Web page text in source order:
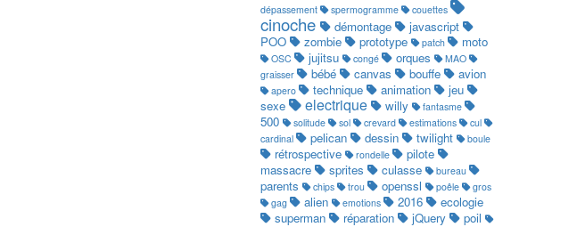
dépassement
spermogramme couettes
cinoche démontage
javascript
POO
zombie prototype patch moto
OSC jujitsu congé orques
MAO
graisser
bébé canvas bouffe avion
apero technique animation
jeu
sexe
electrique willy fantasme
500 solitude sol crevard estimations
cul
cardinal
pelican dessin twilight boule
rétrospective rondelle
pilote
massacre
sprites culasse bureau
parents chips trou openssl poêle
gros
gag
alien emotions 2016
ecologie
superman
réparation jQuery poil